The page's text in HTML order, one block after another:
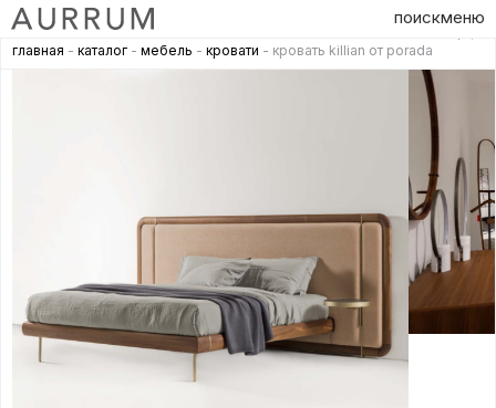
поискменю
главная - каталог - мебель - кровати - кровать killian от porada